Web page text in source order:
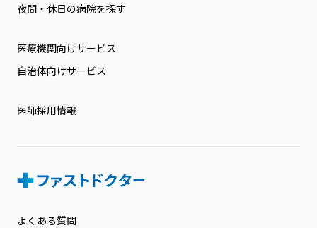
夜間・休日の病院を探す
医療機関向けサービス
自治体向けサービス
医師採用情報
よくある質問